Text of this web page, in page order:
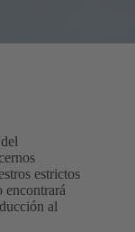
estrictos
encontrará
al